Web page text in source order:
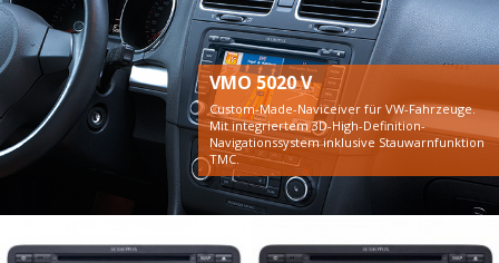
VMO 5020 V
Custom-Made-Naviceiver für VW-Fahrzeuge.
Mit integriertem 3D-High-Definition-
Navigationssystem inklusive Stauwarnfunktion
TMC.